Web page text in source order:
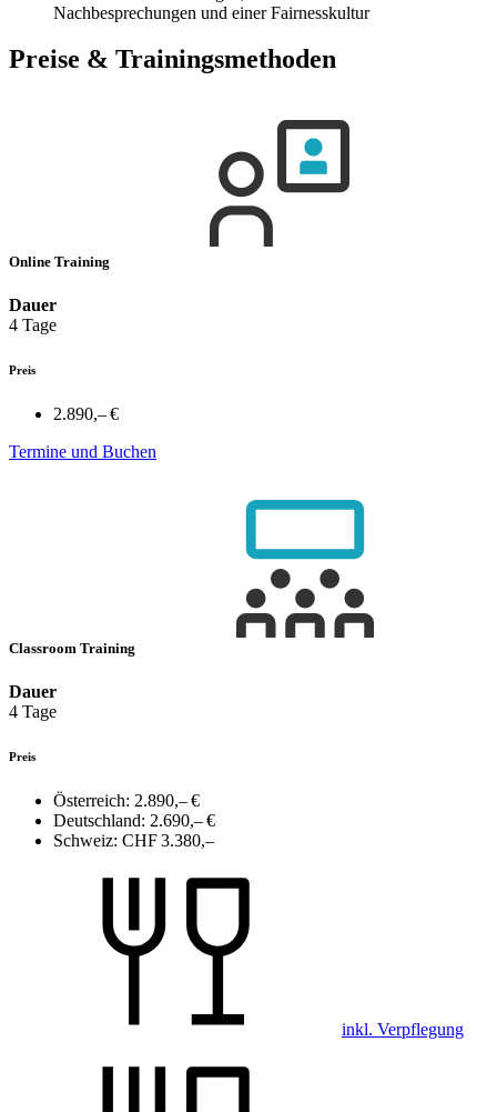
Nachbesprechungen und einer Fairnesskultur
Preise & Trainingsmethoden
Online Training
Dauer
4 Tage
Preis
2.890,– €
Termine und Buchen
Classroom Training
Dauer
4 Tage
Preis
Österreich: 2.890,– €
Deutschland: 2.690,– €
Schweiz: CHF 3.380,–
inkl. Verpflegung